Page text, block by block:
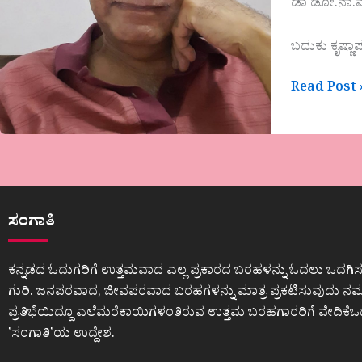
ಡಾ
ಬದುಕು
Read Post
ಸಂಗಾತಿ
ಕನ್ನಡದ ಓದುಗರಿಗೆ ಉತ್ತಮವಾದ ಎಲ್ಲ ಪ್ರಕಾರದ ಬರಹಳನ್ನು ಓದಲು
ಗುರಿ. ಜನಪರವಾದ, ಜೀವಪರವಾದ ಬರಹಗಳನ್ನು ಮಾತ್ರ ಪ್ರಕಟಿಸುವುದು
ಪ್ರತಿಭೆಯಿದ್ದೂ ಎಲೆಮರೆಕಾಯಿಗಳಂತಿರುವ ಉತ್ತಮ ಬರಹಗಾರರಿಗೆ
ʼಸಂಗಾತಿʼಯ ಉದ್ದೇಶ.